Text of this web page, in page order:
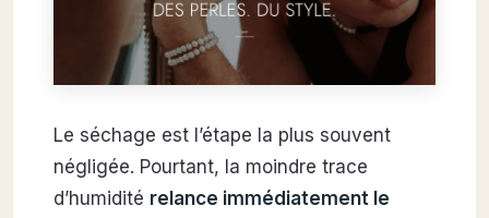
Le séchage est l’étape la plus souvent
négligée. Pourtant, la moindre trace
d’humidité relance immédiatement le